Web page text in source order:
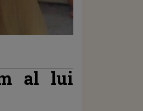
al lui